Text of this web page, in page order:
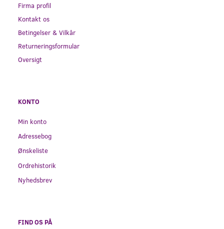
Firma profil
Kontakt os
Betingelser & Vilkår
Returneringsformular
Oversigt
KONTO
Min konto
Adressebog
Ønskeliste
Ordrehistorik
Nyhedsbrev
FIND OS PÅ